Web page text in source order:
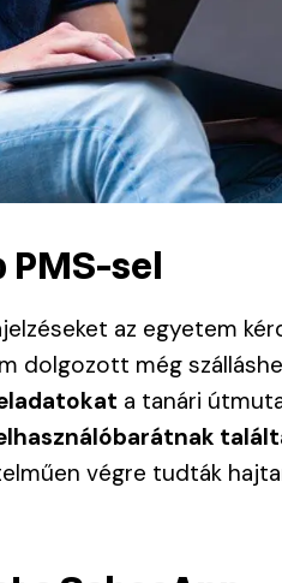
PMS-sel
az egyetem
dolgozott még
a tanári
végre tudták